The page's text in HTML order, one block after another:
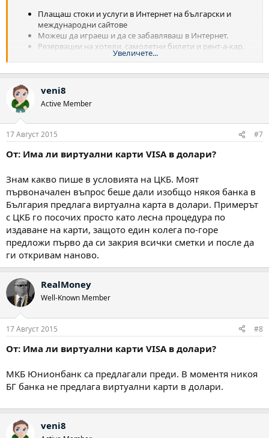
Плащаш стоки и услуги в Интернет на български и
международни сайтове
Можеш да играеш и да се забавляваш в Интернет.
Резервации на хотели, самолетни билети и рент-а-кар.
Поръчки и плащания по телефон и e-mail
Плащаш в каквато валута пожелаеш
Увеличете...
veni8
Active Member
17 Август 2015 #7
От: Има ли виртуални карти VISA в долари?
Знам какво пише в условията на ЦКБ. Моят
първоначален въпрос беше дали изобщо някоя банка в
България предлага виртуална карта в долари. Примерът
с ЦКБ го посочих просто като лесна процедура по
издаване на карти, защото един колега по-горе
предложи първо да си закрия всички сметки и после да
ги откривам наново.
RealMoney
Well-Known Member
17 Август 2015 #8
От: Има ли виртуални карти VISA в долари?
МКБ Юнионбанк са предлагали преди. В моментя никоя
БГ банка не предлага виртуални карти в долари.
veni8